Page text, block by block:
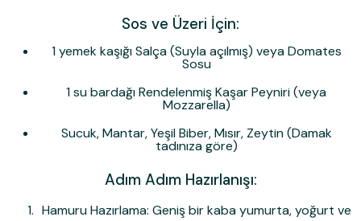
Sos ve Üzeri İçin:
1 yemek kaşığı Salça (Suyla açılmış) veya Domates
Sosu
1 su bardağı Rendelenmiş Kaşar Peyniri (veya
Mozzarella)
Sucuk, Mantar, Yeşil Biber, Mısır, Zeytin (Damak
tadınıza göre)
Adım Adım Hazırlanışı:
Hamuru Hazırlama: Geniş bir kaba yumurta, yoğurt ve